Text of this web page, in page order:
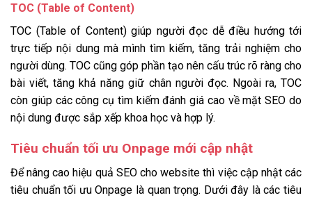
TOC (Table of Content)
TOC (Table of Content) giúp người đọc dễ điều hướng tới
trực tiếp nội dung mà mình tìm kiếm, tăng trải nghiệm cho
người dùng. TOC cũng góp phần tạo nên cấu trúc rõ ràng cho
bài viết, tăng khả năng giữ chân người đọc. Ngoài ra, TOC
còn giúp các công cụ tìm kiếm đánh giá cao về mặt SEO do
nội dung được sắp xếp khoa học và hợp lý.
Tiêu chuẩn tối ưu Onpage mới cập nhật
Để nâng cao hiệu quả SEO cho website thì việc cập nhật các
tiêu chuẩn tối ưu Onpage là quan trọng. Dưới đây là các tiêu